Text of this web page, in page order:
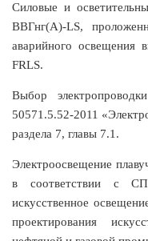
Силовые и
ВВГнг(А)-LS,
аварийного освещения
FRLS.
Выбор
50571.5.52-2011
раздела 7, главы 7.1.
Электроосвещение
в соответствии с СП
искусственное
проектирования